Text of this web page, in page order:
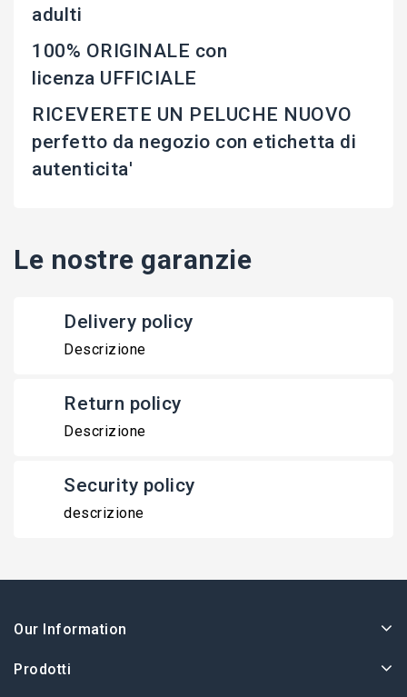
adulti
100% ORIGINALE con
licenza UFFICIALE
RICEVERETE UN PELUCHE NUOVO
perfetto da negozio con etichetta di
autenticita'
Le nostre garanzie
Delivery policy
Descrizione
Return policy
Descrizione
Security policy
descrizione
Our Information
Prodotti